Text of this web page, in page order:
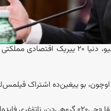
اوچون، بو ییغین‌ده اشتراک